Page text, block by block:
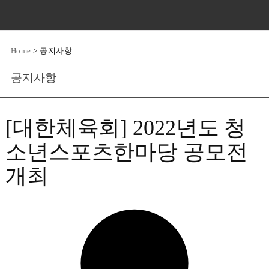
Home > 공지사항
공지사항
[대한체육회] 2022년도 청
소년스포츠한마당 공모전
개최